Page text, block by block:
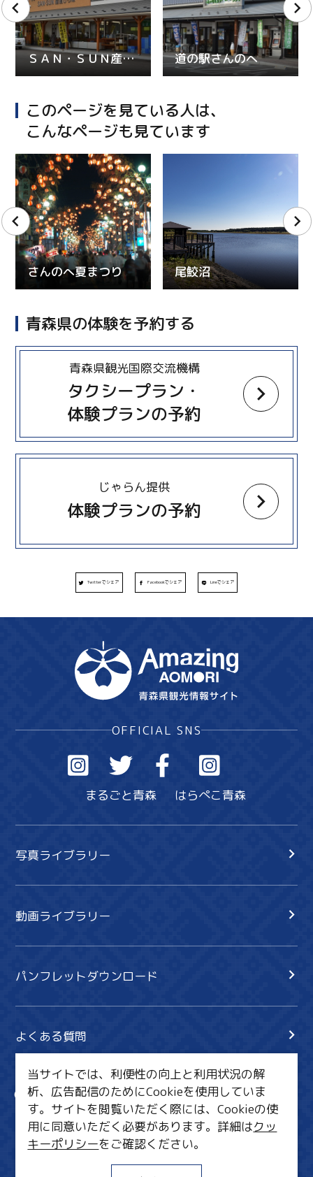
ＳＡＮ・ＳＵＮ産直ひろば 道の駅さんのへ
このページを見ている人は、
こんなページも見ています
さんのへ夏まつり 尾鮫沼
青森県の体験を予約する
タクシープラン・
体験プランの予約
青森県観光国際交流機構
more
体験プランの予約
じゃらん提供
more
Twitterでシェア Facebookでシェア Lineでシェア
OFFICIAL SNS
まるごと青森 はらぺこ青森
写真ライブラリー
動画ライブラリー
パンフレットダウンロード
よくある質問
サイト内検索
共有
行きたいリスト
MICE・教育・観光事業者の皆様へ
当サイトでは、利便性の向上と利用状況の解
析、広告配信のためにCookieを使用していま
す。サイトを閲覧いただく際には、Cookieの使
用に同意いただく必要があります。詳細はクッ
キーポリシーをご確認ください。